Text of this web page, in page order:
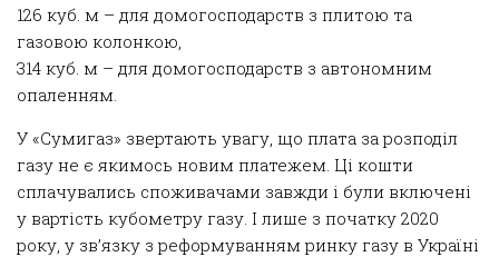
126 куб. м – для домогосподарств з плитою та
газовою колонкою,
314 куб. м – для домогосподарств з автономним
опаленням.
У «Сумигаз» звертають увагу, що плата за розподіл
газу не є якимось новим платежем. Ці кошти
сплачувались споживачами завжди і були включені
у вартість кубометру газу. І лише з початку 2020
року, у зв’язку з реформуванням ринку газу в Україні